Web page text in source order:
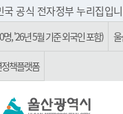
국 공식 전자정부 누리집입
, '26년 5월 기준 외국인 포함)
책플랫폼